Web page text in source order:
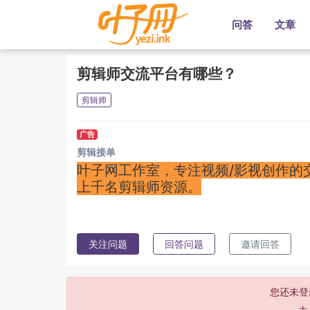
问答 文章
剪辑师交流平台有哪些？
剪辑师
剪辑接单
叶子网工作室，‌‌专注视频/影视创作
上千名剪辑师资源。
广告
关注问题 回答问题 邀请回答
您还未